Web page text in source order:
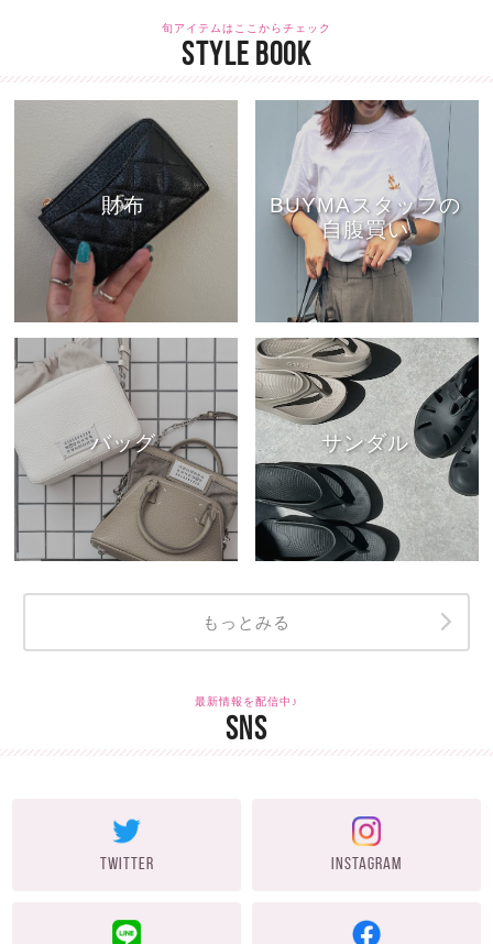
旬アイテムはここからチェック
STYLE BOOK
財布
BUYMAスタッフの
自腹買い
バッグ サンダル
もっとみる
最新情報を配信中♪
SNS
TWITTER INSTAGRAM